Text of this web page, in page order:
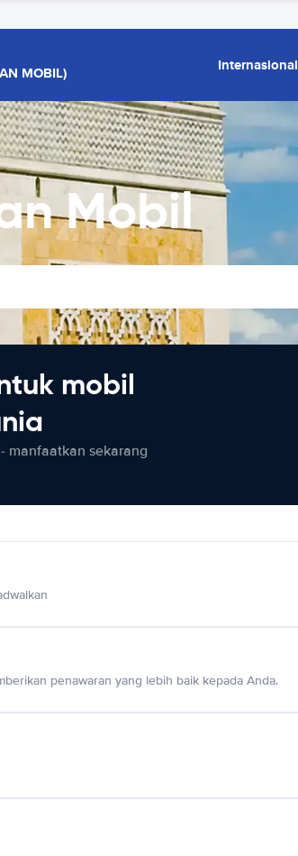
MOBIL) Internasional
Mobil
mobil
manfaatkan sekarang
penawaran yang lebih baik kepada Anda.